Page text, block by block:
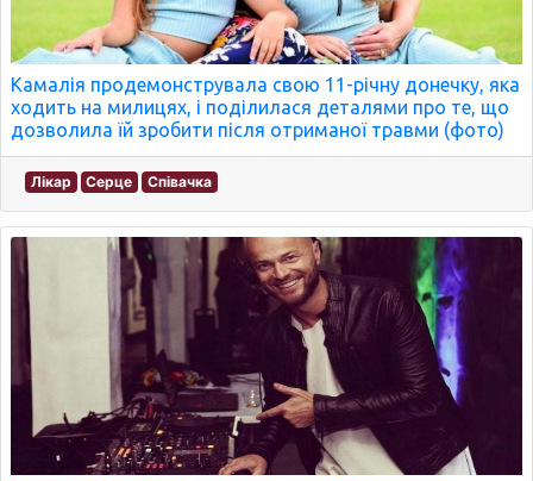
Камалія продемонструвала свою 11-річну донечку, яка
ходить на милицях, і поділилася деталями про те, що
дозволила їй зробити після отриманої травми (фото)
Лікар Серце Співачка